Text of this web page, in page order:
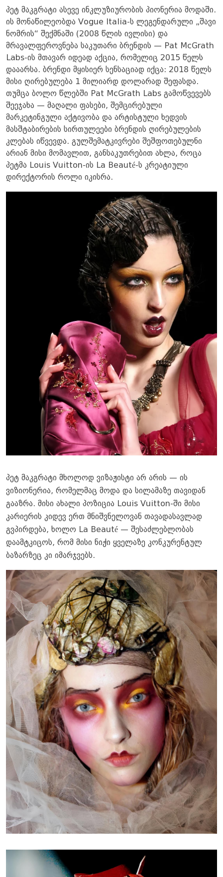
პეტ მაკგრატი ასევე ინკლუზიურობის პიონერია მოდაში.
ის მონაწილეობდა Vogue Italia-ს ლეგენდარული „შავი
ნომრის“ შექმნაში (2008 წლის ივლისი) და
მრავალფეროვნება საკუთარი ბრენდის — Pat McGrath
Labs-ის მთავარ იდეად აქცია, რომელიც 2015 წელს
დააარსა. ბრენდი მყისიერ სენსაციად იქცა: 2018 წელს
მისი ღირებულება 1 მილიარდ დოლარად შეფასდა.
თუმცა ბოლო წლებში Pat McGrath Labs გამოწვევებს
შეეჯახა — მაღალი ფასები, შემცირებული
მარკეტინგული აქტივობა და არტისტული ხედვის
მასშტაბირების სირთულეები ბრენდის ღირებულების
კლებას იწვევდა. გულშემატკივრები შეშფოთებულნი
არიან მისი მომავლით, განსაკუთრებით ახლა, როცა
პეტმა Louis Vuitton-ის La Beauté-ს კრეატიული
დირექტორის როლი იკისრა.
პეტ მაკგრატი მხოლოდ ვიზაჟისტი არ არის — ის
ვიზიონერია, რომელმაც მოდა და სილამაზე თავიდან
გააზრა. მისი ახალი პოზიცია Louis Vuitton-ში მისი
კარიერის კიდევ ერთ მნიშვნელოვან თავადასავლად
გვპირდება, ხოლო La Beauté — შესაძლებლობას
დაამტკიცოს, რომ მისი ნიჭი ყველაზე კონკურენტულ
ბაზარზეც კი იმარჯვებს.